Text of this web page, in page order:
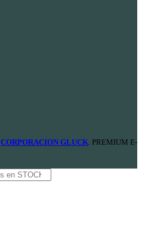
CORPORACION GLUCK. PREMIUM E-